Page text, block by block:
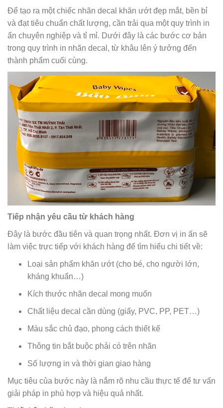
Để tạo ra một chiếc nhãn decal khăn ướt đẹp mắt, bền bỉ
và đạt tiêu chuẩn chất lượng, cần trải qua một quy trình in
ấn chuyên nghiệp và tỉ mỉ. Dưới đây là các bước cơ bản
trong quy trình in nhãn decal, từ khâu lên ý tưởng đến
thành phẩm cuối cùng.
Tiếp nhận yêu cầu từ khách hàng
Đây là bước đầu tiên và quan trọng nhất. Đơn vị in ấn sẽ
làm việc trực tiếp với khách hàng để tìm hiểu chi tiết về:
Loại sản phẩm khăn ướt (cho bé, cho người lớn,
kháng khuẩn…)
Kích thước nhãn decal mong muốn
Chất liệu decal cần dùng (giấy, PVC, PP, PET…)
Màu sắc chủ đạo, phong cách thiết kế
Thông tin bắt buộc phải có trên nhãn
Số lượng in và thời gian giao hàng
Mục tiêu của bước này là nắm rõ nhu cầu thực tế để tư vấn
giải pháp in phù hợp và hiệu quả nhất.